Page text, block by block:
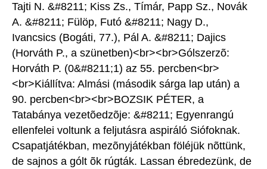
Tajti N. &#8211; Kiss Zs., Tímár, Papp Sz., Novák
A. &#8211; Fülöp, Futó &#8211; Nagy D.,
Ivancsics (Bogáti, 77.), Pál A. &#8211; Dajics
(Horváth P., a szünetben)<br><br>Gólszerzõ:
Horváth P. (0&#8211;1) az 55. percben<br>
<br>Kiállítva: Almási (második sárga lap után) a
90. percben<br><br>BOZSIK PÉTER, a
Tatabánya vezetõedzõje: &#8211; Egyenrangú
ellenfelei voltunk a feljutásra aspiráló Siófoknak.
Csapatjátékban, mezõnyjátékban föléjük nõttünk,
de sajnos a gólt õk rúgták. Lassan ébredezünk, de